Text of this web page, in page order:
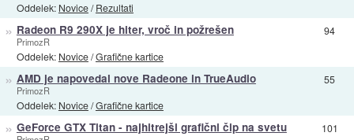
Oddelek: Novice/Rezultati
» Radeon R9 290X je hiter, vroč in požrešen
PrimozR
Oddelek: Novice/Grafične kartice
94
» AMD je napovedal nove Radeone in TrueAudio
PrimozR
Oddelek: Novice/Grafične kartice
55
» GeForce GTX Titan - najhitrejši grafični čip na svetu 101